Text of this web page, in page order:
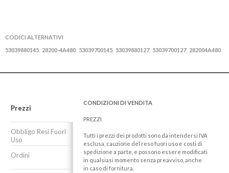
CODICI ALTERNATIVI
53039880145 28200-4A480 53039700145 53039880127, 53039700127, 282004A480
Prezzi
Obbligo Resi Fuori
Uso
Ordini
CONDIZIONI DI VENDITA
PREZZI
Tutti i prezzi dei prodotti sono da intendersi IVA
esclusa, cauzione del reso fuori uso e costi di
spedizione a parte, e possono essere modificati
in qualsiasi momento senza preavviso, anche
in caso di fornitura.